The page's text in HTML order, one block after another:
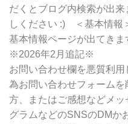
だくとブログ内検索が出
しください :) ＜基本情報
基本情報ページが出てきま
※2026年2月追記※
お問い合わせ欄を悪質利
為お問い合わせフォーム
方、またはご感想などメ
グラムなどのSNSのDMか